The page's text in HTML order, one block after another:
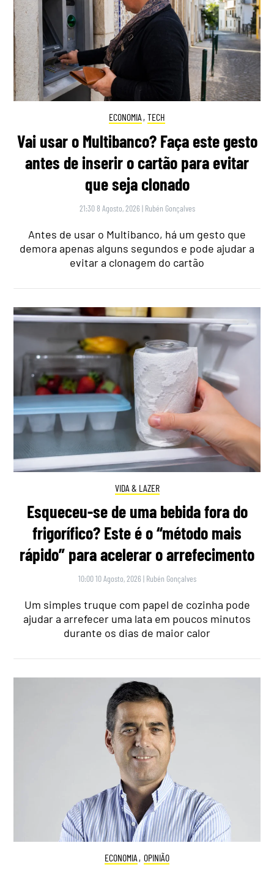
ECONOMIA , TECH
Vai usar o Multibanco? Faça este gesto
antes de inserir o cartão para evitar
que seja clonado
21:30 8 Agosto, 2026 | Rubén Gonçalves
Antes de usar o Multibanco, há um gesto que
demora apenas alguns segundos e pode ajudar a
evitar a clonagem do cartão
VIDA & LAZER
Esqueceu-se de uma bebida fora do
frigorífico? Este é o “método mais
rápido” para acelerar o arrefecimento
10:00 10 Agosto, 2026 | Rubén Gonçalves
Um simples truque com papel de cozinha pode
ajudar a arrefecer uma lata em poucos minutos
durante os dias de maior calor
ECONOMIA , OPINIÃO